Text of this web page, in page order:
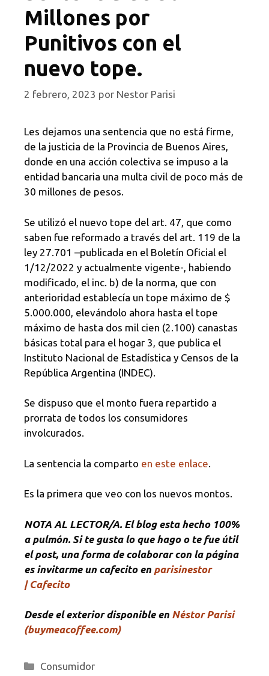
Millones por
Punitivos con el
nuevo tope.
2 febrero, 2023 por Nestor Parisi
Les dejamos una sentencia que no está firme,
de la justicia de la Provincia de Buenos Aires,
donde en una acción colectiva se impuso a la
entidad bancaria una multa civil de poco más de
30 millones de pesos.
Se utilizó el nuevo tope del art. 47, que como
saben fue reformado a través del art. 119 de la
ley 27.701 –publicada en el Boletín Oficial el
1/12/2022 y actualmente vigente-, habiendo
modificado, el inc. b) de la norma, que con
anterioridad establecía un tope máximo de $
5.000.000, elevándolo ahora hasta el tope
máximo de hasta dos mil cien (2.100) canastas
básicas total para el hogar 3, que publica el
Instituto Nacional de Estadística y Censos de la
República Argentina (INDEC).
Se dispuso que el monto fuera repartido a
prorrata de todos los consumidores
involcurados.
La sentencia la comparto en este enlace
Es la primera que veo con los nuevos montos.
NOTA AL LECTOR/A. El blog esta hecho 100%
a pulmón. Si te gusta lo que hago o te fue útil
el post, una forma de colaborar con la página
es invitarme un cafecito en parisinestor
| Cafecito
Desde el exterior disponible en Néstor Parisi
(buymeacoffee.com)
Categorías
Consumidor